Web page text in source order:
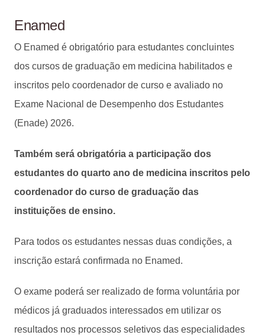
Enamed
O Enamed é obrigatório para estudantes concluintes
dos cursos de graduação em medicina habilitados e
inscritos pelo coordenador de curso e avaliado no
Exame Nacional de Desempenho dos Estudantes
(Enade) 2026.
Também será obrigatória a participação dos
estudantes do quarto ano de medicina inscritos pelo
coordenador do curso de graduação das
instituições de ensino.
Para todos os estudantes nessas duas condições, a
inscrição estará confirmada no Enamed.
O exame poderá ser realizado de forma voluntária por
médicos já graduados interessados em utilizar os
resultados nos processos seletivos das especialidades